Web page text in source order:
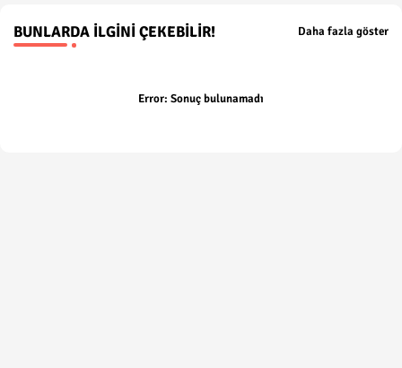
BUNLARDA İLGINI ÇEKEBILIR! Daha fazla göster
Error: Sonuç bulunamadı